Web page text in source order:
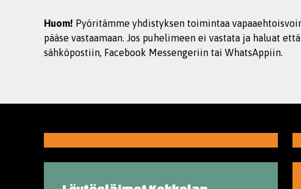
Huom! Pyöritämme yhdistyksen toimintaa
pääse vastaamaan. Jos puhelimeen ei vastata ja haluat
sähköpostiin, Facebook Messengeriin tai WhatsAppiin.